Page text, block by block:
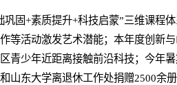
固+素质提升+科技启蒙”三维课程
等活动激发艺术潜能；本年度创新
青少年近距离接触前沿科技；今年
山东大学离退休工作处捐赠2500余